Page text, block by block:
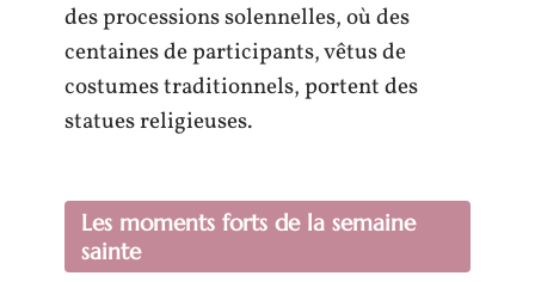
des processions solennelles, où des
centaines de participants, vêtus de
costumes traditionnels, portent des
statues religieuses.
Les moments forts de la semaine
sainte